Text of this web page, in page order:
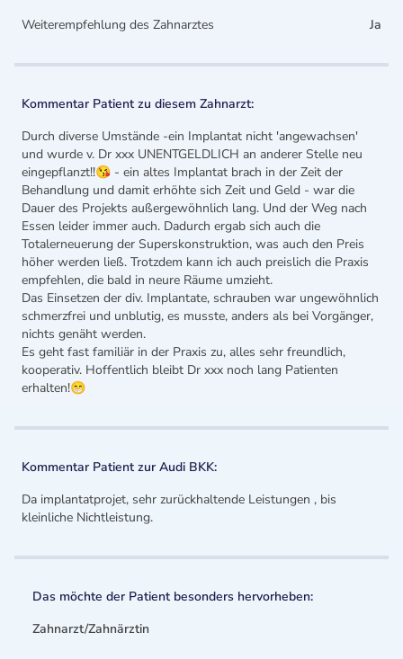
Weiterempfehlung des Zahnarztes
Ja
Kommentar Patient zu diesem Zahnarzt:
Durch diverse Umstände -ein Implantat nicht 'angewachsen'
und wurde v. Dr xxx UNENTGELDLICH an anderer Stelle neu
eingepflanzt!!😘 - ein altes Implantat brach in der Zeit der
Behandlung und damit erhöhte sich Zeit und Geld - war die
Dauer des Projekts außergewöhnlich lang. Und der Weg nach
Essen leider immer auch. Dadurch ergab sich auch die
Totalerneuerung der Superskonstruktion, was auch den Preis
höher werden ließ. Trotzdem kann ich auch preislich die Praxis
empfehlen, die bald in neure Räume umzieht.
Das Einsetzen der div. Implantate, schrauben war ungewöhnlich
schmerzfrei und unblutig, es musste, anders als bei Vorgänger,
nichts genäht werden.
Es geht fast familiär in der Praxis zu, alles sehr freundlich,
kooperativ. Hoffentlich bleibt Dr xxx noch lang Patienten
erhalten!😁
Kommentar Patient zur Audi BKK:
Da implantatprojet, sehr zurückhaltende Leistungen , bis
kleinliche Nichtleistung.
Das möchte der Patient besonders hervorheben:
Zahnarzt/Zahnärztin